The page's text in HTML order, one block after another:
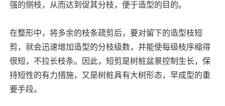
强的侧枝，从而达到促其分枝，便于造型的目的。
在整形中，将多余的枝条疏剪后，要对留下的造型枝短
剪，就会迅速增加造型的分枝级数，并能使每级枝序缩得
很短，不拉长枝条。因此，短剪是树桩盆景控制生长，保
持短性的有力措施，又是树桩具有大树形态，早成型的重
要手段。